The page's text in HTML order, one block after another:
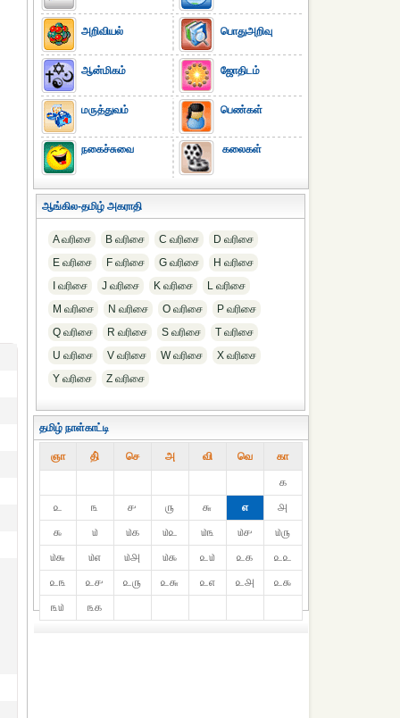
அறிவியல்
ஆன்மிகம்
மருத்துவம்
நகைச்சுவை
பொதுஅறிவு
ஜோதிடம்
பெண்கள்
கலைகள்
ஆங்கில-தமிழ் அகராதி
A வரிசை B வரிசை C வரிசை
D வரிசை
E வரிசை
F வரிசை G வரிசை
H வரிசை
I வரிசை
J வரிசை K வரிசை
L வரிசை
M வரிசை
N வரிசை O வரிசை
P வரிசை
Q வரிசை
R வரிசை S வரிசை
T வரிசை
U வரிசை
V வரிசை W வரிசை
X வரிசை
Y வரிசை
Z வரிசை
தமிழ் நாள்காட்டி
ஞா தி் செ அ வி வெ கா
௧
௨
௩ ௪ ௫ ௬ ௭
௮
௯
௰ ௰௧ ௰௨ ௰௩ ௰௪
௰௫
௰௬
௰௭ ௰௮ ௰௯ ௨௰ ௨௧
௨௨
௨௩
௨௪ ௨௫ ௨௬ ௨௭ ௨௮
௨௯
௩௰
௩௧